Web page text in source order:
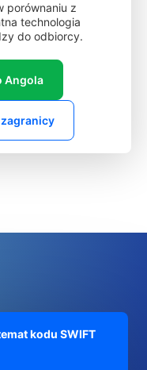
porównaniu z
technologia
do odbiorcy.
Angola
kodu SWIFT